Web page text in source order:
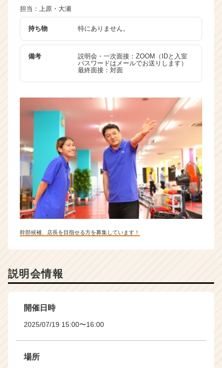
担当：上原・大瀬
持ち物 特にありません。
備考
説明会・一次面接：ZOOM（IDと入室
パスワードはメールでお送りします）
最終面接：対面
幹部候補、店長を目指せる方を募集しています！
説明会情報
開催日時
2025/07/19 15:00〜16:00
場所